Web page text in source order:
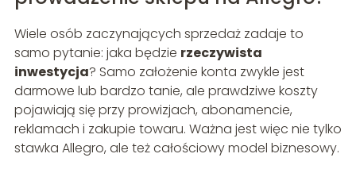
Wiele osób zaczynających sprzedaż zadaje to
samo pytanie: jaka będzie rzeczywista
inwestycja? Samo założenie konta zwykle jest
darmowe lub bardzo tanie, ale prawdziwe koszty
pojawiają się przy prowizjach, abonamencie,
reklamach i zakupie towaru. Ważna jest więc nie tylko
stawka Allegro, ale też całościowy model biznesowy.